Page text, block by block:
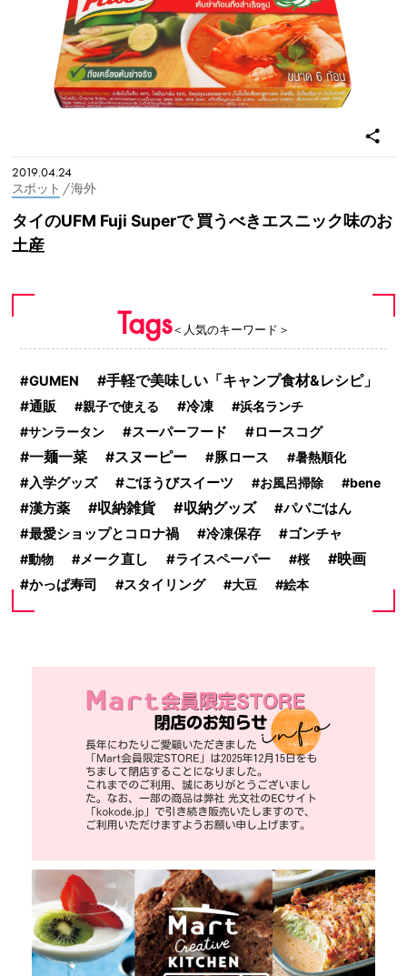
2019.04.24
スポット / 海外
タイのUFM Fuji Superで 買うべきエスニック味のお
土産
Tags＜人気のキーワード＞
GUMEN
手軽で美味しい「キャンプ食材&レシピ」
通販
親子で使える 冷凍
浜名ランチ
サンラータン
スーパーフード ロースコグ
一麺一菜 スヌーピー 豚ロース 暑熱順化
入学グッズ ごほうびスイーツ お風呂掃除 bene
漢方薬 収納雑貨 収納グッズ
パパごはん
最愛ショップとコロナ禍
冷凍保存 ゴンチャ
動物 メーク直し ライスペーパー 桜
映画
かっぱ寿司
スタイリング 大豆 絵本